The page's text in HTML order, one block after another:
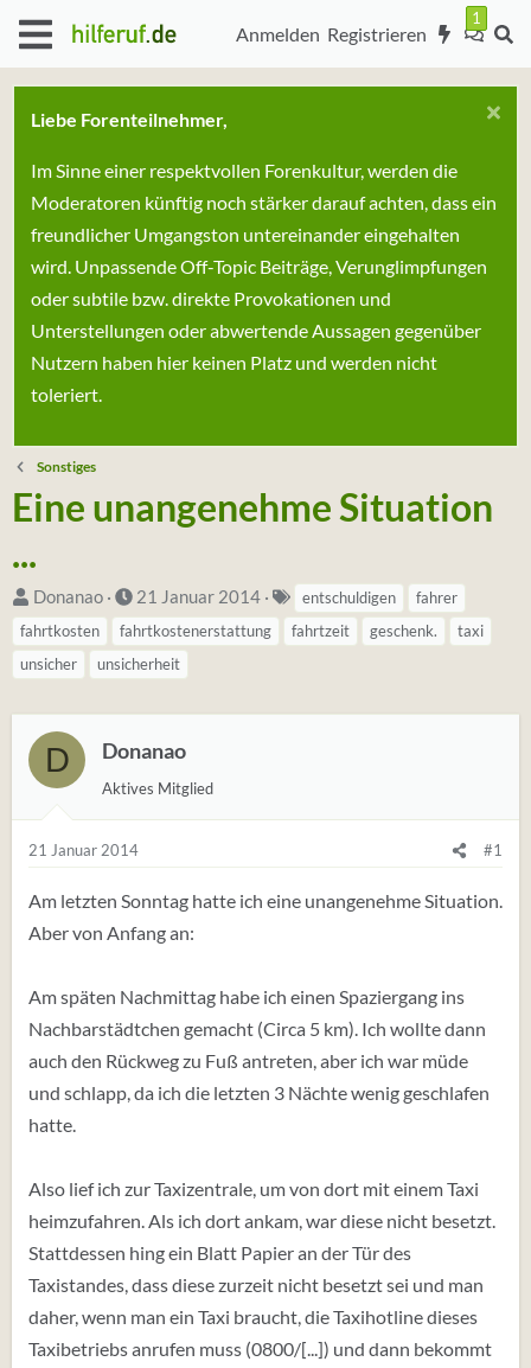
Anmelden Registrieren
Liebe Forenteilnehmer,
Im Sinne einer respektvollen Forenkultur, werden die
Moderatoren künftig noch stärker darauf achten, dass ein
freundlicher Umgangston untereinander eingehalten
wird. Unpassende Off-Topic Beiträge, Verunglimpfungen
oder subtile bzw. direkte Provokationen und
Unterstellungen oder abwertende Aussagen gegenüber
Nutzern haben hier keinen Platz und werden nicht
toleriert.
Sonstiges
Eine unangenehme Situation
...
S
t
a
r
t
e
r
n
Donanao
D
a
t
u
m
S
t
21 Januar 2014
t
h
e
s
)
entschuldigen
fahrer
fahrtkosten
fahrtkostenerstattung fahrtzeit geschenk.
taxi
unsicher
unsicherheit
D Donanao
Aktives Mitglied
21 Januar 2014 #1
Am letzten Sonntag hatte ich eine unangenehme Situation.
Aber von Anfang an:
Am späten Nachmittag habe ich einen Spaziergang ins
Nachbarstädtchen gemacht (Circa 5 km). Ich wollte dann
auch den Rückweg zu Fuß antreten, aber ich war müde
und schlapp, da ich die letzten 3 Nächte wenig geschlafen
hatte.
Also lief ich zur Taxizentrale, um von dort mit einem Taxi
heimzufahren. Als ich dort ankam, war diese nicht besetzt.
Stattdessen hing ein Blatt Papier an der Tür des
Taxistandes, dass diese zurzeit nicht besetzt sei und man
daher, wenn man ein Taxi braucht, die Taxihotline dieses
Taxibetriebs anrufen muss (0800/[...]) und dann bekommt